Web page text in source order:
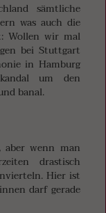
sämtliche
was auch die
Wollen wir mal
bei Stuttgart
in Hamburg
um den
banal.
wenn man
drastisch
Hier ist
darf gerade